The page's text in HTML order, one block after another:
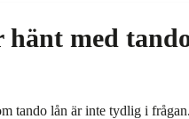
hänt med
tando lån är inte tydlig i